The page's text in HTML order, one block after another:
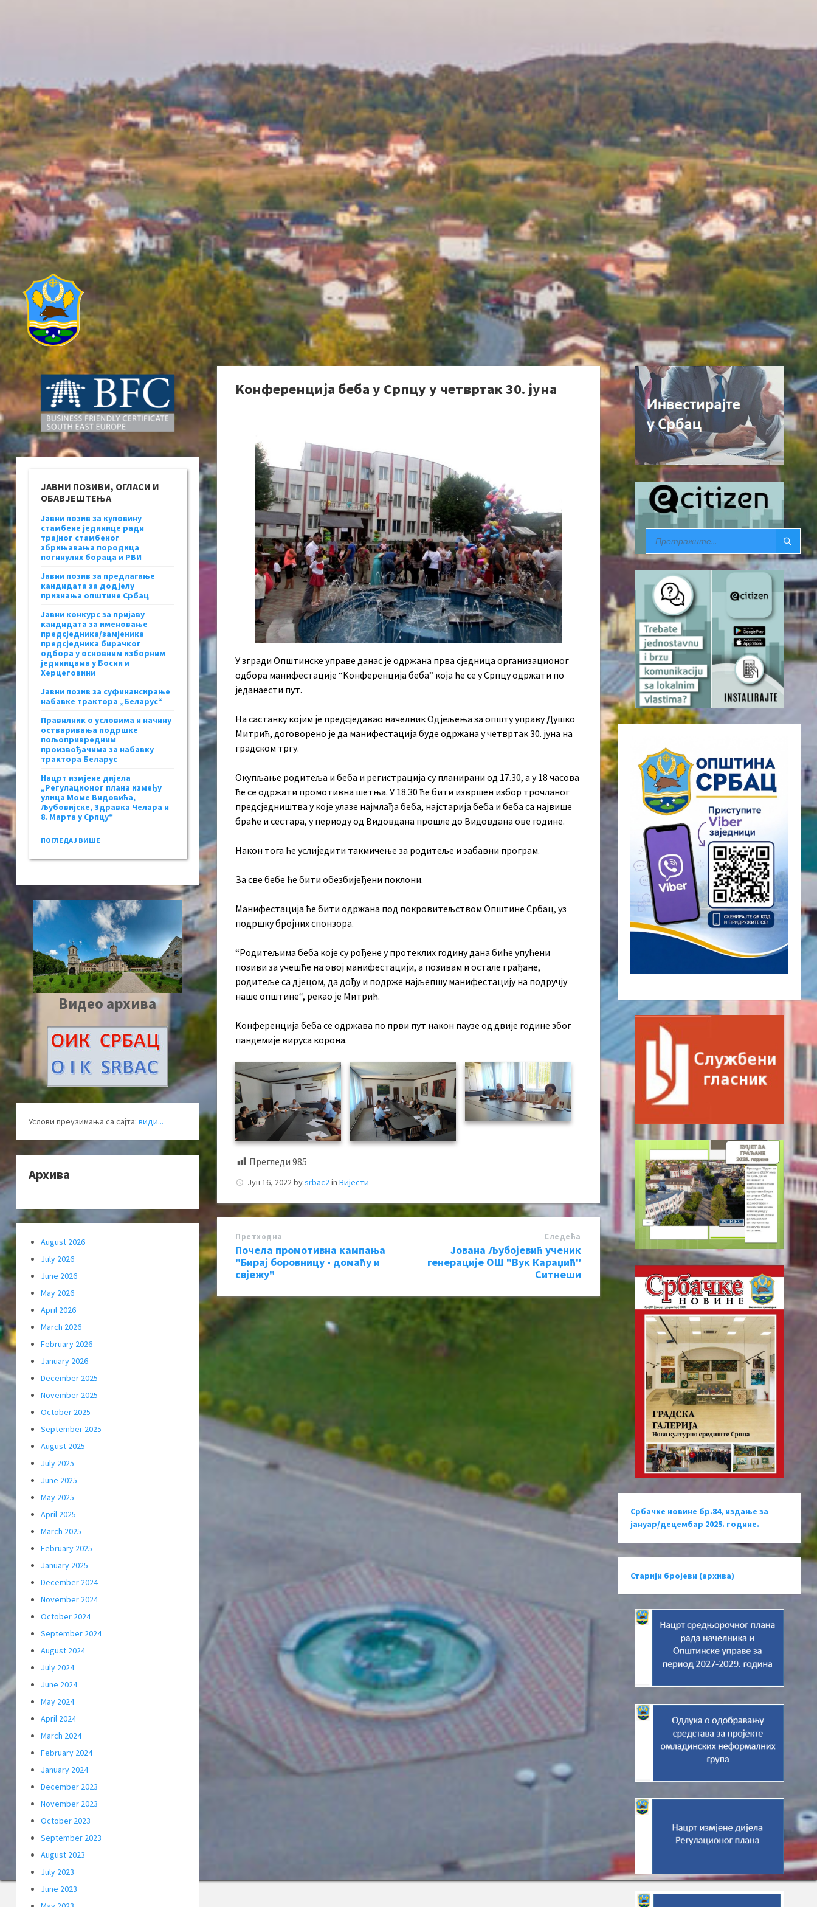
Kонференција беба у Српцу у четвртак 30. јуна
У згради Општинске управе данас је одржана прва сједница организационог
одбора манифестације “Kонференција беба” која ће се у Српцу одржати по
једанаести пут.
На састанку којим је предсједавао начелник Одјељења за општу управу Душко
Митрић, договорено је да манифестација буде одржана у четвртак 30. јуна на
градском тргу.
Окупљање родитеља и беба и регистрација су планирани од 17.30, а у 18 часова
ће се одржати промотивна шетња. У 18.30 ће бити извршен избор трочланог
предсједништва у које улазе најмлађа беба, најстарија беба и беба са највише
браће и сестара, у периоду од Видовдана прошле до Видовдана ове године.
Након тога ће услиједити такмичење за родитеље и забавни програм.
За све бебе ће бити обезбијеђени поклони.
Манифестација ће бити одржана под покровитељством Општине Србац, уз
подршку бројних спонзора.
“Родитељима беба које су рођене у протеклих годину дана биће упућени
позиви за учешће на овој манифестацији, а позивам и остале грађане,
родитеље са дјецом, да дођу и подрже најљепшу манифестацију на подручју
наше општине“, рекао је Митрић.
Kонференција беба се одржава по први пут након паузе од двије године због
пандемије вируса корона.
Прегледи 985
Јун 16, 2022bysrbac2in Вијести
Претходна
Почела промотивна кампања
"Бирај боровницу - домаћу и
свјежу"
Следећa
Јована Љубојевић ученик
генерације ОШ "Вук Караџић"
Ситнеши
ЈАВНИ ПОЗИВИ, ОГЛАСИ И
ОБАВЈЕШТЕЊА
Јавни позив за куповину
стамбене јединице ради
трајног стамбеног
збрињавања породица
погинулих бораца и РВИ
Јавни позив за предлагање
кандидата за додјелу
признања општине Србац
Јавни конкурс за пријаву
кандидата за именовање
предсједника/замјеника
предсједника бирачког
одбора у основним изборним
јединицама у Босни и
Херцеговини
Јавни позив за суфинансирање
набавке трактора „Беларус“
Правилник о условима и начину
остваривања подршке
пољопривредним
произвођачима за набавку
трактора Беларус
Нацрт измјене дијела
„Регулационог плана између
улица Моме Видовића,
Љубовијске, Здравка Челара и
8. Марта у Српцу“
ПОГЛЕДАЈ ВИШЕ
Видео архива
Услови преузимања са сајта: види...
Архива
August 2026
July 2026
June 2026
May 2026
April 2026
March 2026
February 2026
January 2026
December 2025
November 2025
October 2025
September 2025
August 2025
July 2025
June 2025
May 2025
April 2025
March 2025
February 2025
January 2025
December 2024
November 2024
October 2024
September 2024
August 2024
July 2024
June 2024
May 2024
April 2024
March 2024
February 2024
January 2024
December 2023
November 2023
October 2023
September 2023
August 2023
July 2023
June 2023
Србачке новине бр.84, издање за
јануар/децембар 2025. године.
Старији бројеви (архива)